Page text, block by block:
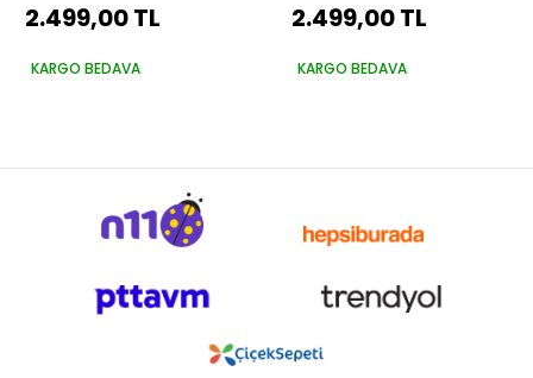
2.499,00 TL
KARGO BEDAVA
2.499,00 TL
KARGO BEDAVA